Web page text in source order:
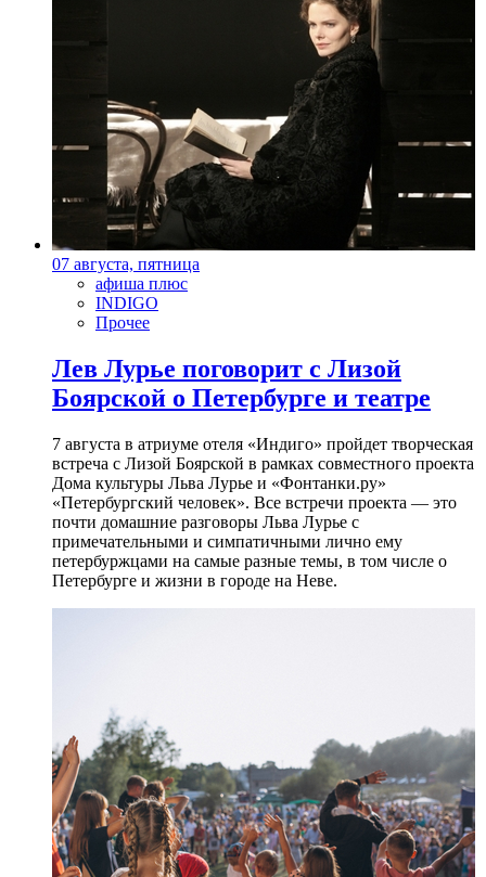
07 августа, пятница
афиша плюс
INDIGO
Прочее
Лев Лурье поговорит с Лизой
Боярской о Петербурге и театре
7 августа в атриуме отеля «Индиго» пройдет творческая
встреча с Лизой Боярской в рамках совместного проекта
Дома культуры Льва Лурье и «Фонтанки.ру»
«Петербургский человек». Все встречи проекта — это
почти домашние разговоры Льва Лурье с
примечательными и симпатичными лично ему
петербуржцами на самые разные темы, в том числе о
Петербурге и жизни в городе на Неве.